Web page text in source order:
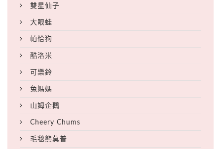
雙星仙子
大眼蛙
帕恰狗
酷洛米
可樂鈴
兔媽媽
山姆企鵝
Cheery Chums
毛毯熊莫普